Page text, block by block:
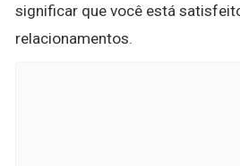
significar que você está
relacionamentos.